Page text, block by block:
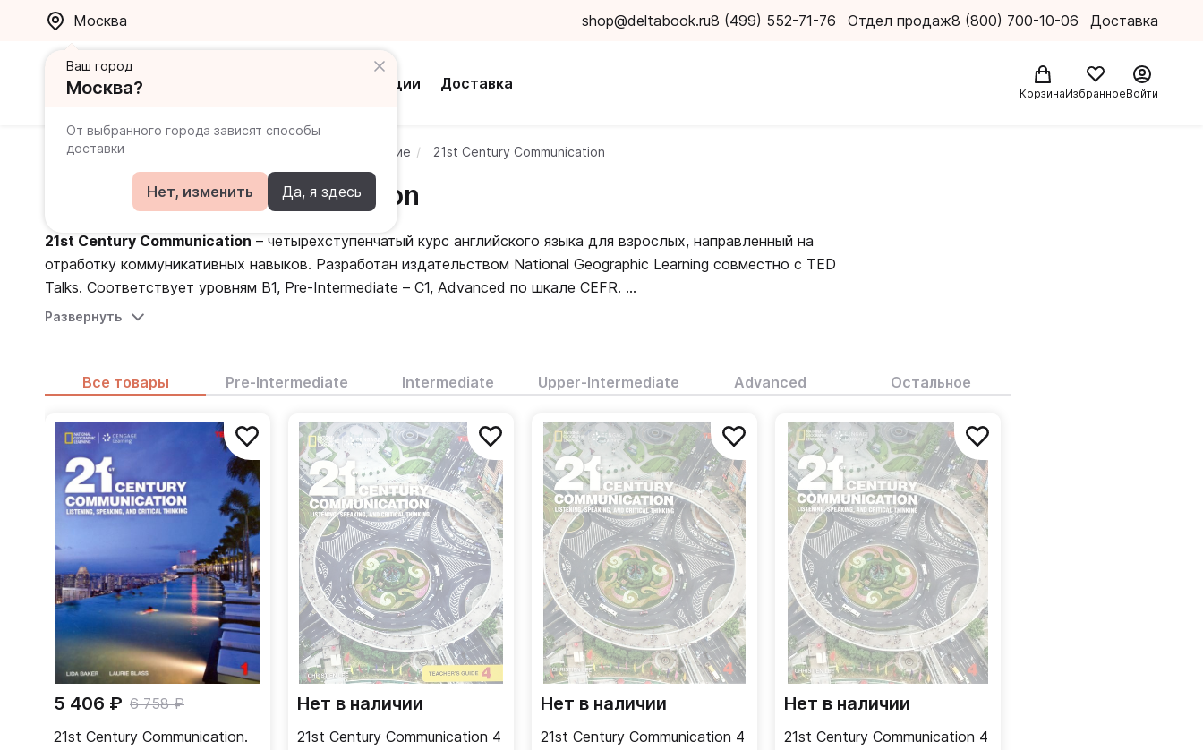
Москва shop@deltabook.ru8 (499) 552-71-76 Отдел продаж8 (800) 700-10-06 Доставка
Акции Доставка
КорзинаИзбранноеВойти
Ваш город
Москва?
От выбранного города зависят способы
доставки
Нет, изменить Да, я здесь
Главная Каталог Грамматика лексика произношение 21st Century Communication
21st Century Communication
21st Century Communication – четырехступенчатый курс английского языка для взрослых, направленный на
отработку коммуникативных навыков. Разработан издательством National Geographic Learning совместно с TED
Talks. Соответствует уровням B1, Pre-Intermediate – C1, Advanced по шкале CEFR.
Talks подготовлены экспертами разных областей, представляют собой выступления участников конференции TED и
Аудио- и видеоматериалы курса представлены на сайте издательства.
Развернуть
Все товары Pre-Intermediate Intermediate Upper-Intermediate Advanced Остальное
5 406 ₽ 6 758 ₽
21st Century Communication.
Нет в наличии
21st Century Communication 4
Нет в наличии
21st Century Communication 4
Нет в наличии
21st Century Communication 4